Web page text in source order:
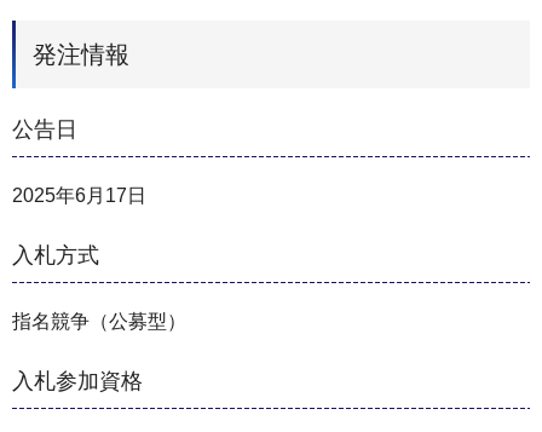
発注情報
公告日
2025年6月17日
入札方式
指名競争（公募型）
入札参加資格